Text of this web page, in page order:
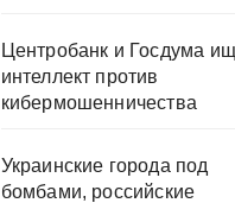
Центробанк и Госдума
интеллект против
кибермошенничества
Украинские города под
бомбами, российские